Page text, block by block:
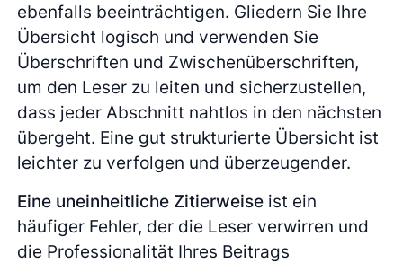
ebenfalls beeinträchtigen. Gliedern Sie Ihre
Übersicht logisch und verwenden Sie
Überschriften und Zwischenüberschriften,
um den Leser zu leiten und sicherzustellen,
dass jeder Abschnitt nahtlos in den nächsten
übergeht. Eine gut strukturierte Übersicht ist
leichter zu verfolgen und überzeugender.
Eine uneinheitliche Zitierweise ist ein
häufiger Fehler, der die Leser verwirren und
die Professionalität Ihres Beitrags